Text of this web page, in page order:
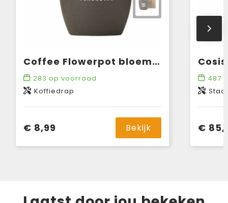
Coffee Flowerpot bloempot
283 op voorraad
Koffiedrap
€ 8,99 Bekijk
487
Staal
€